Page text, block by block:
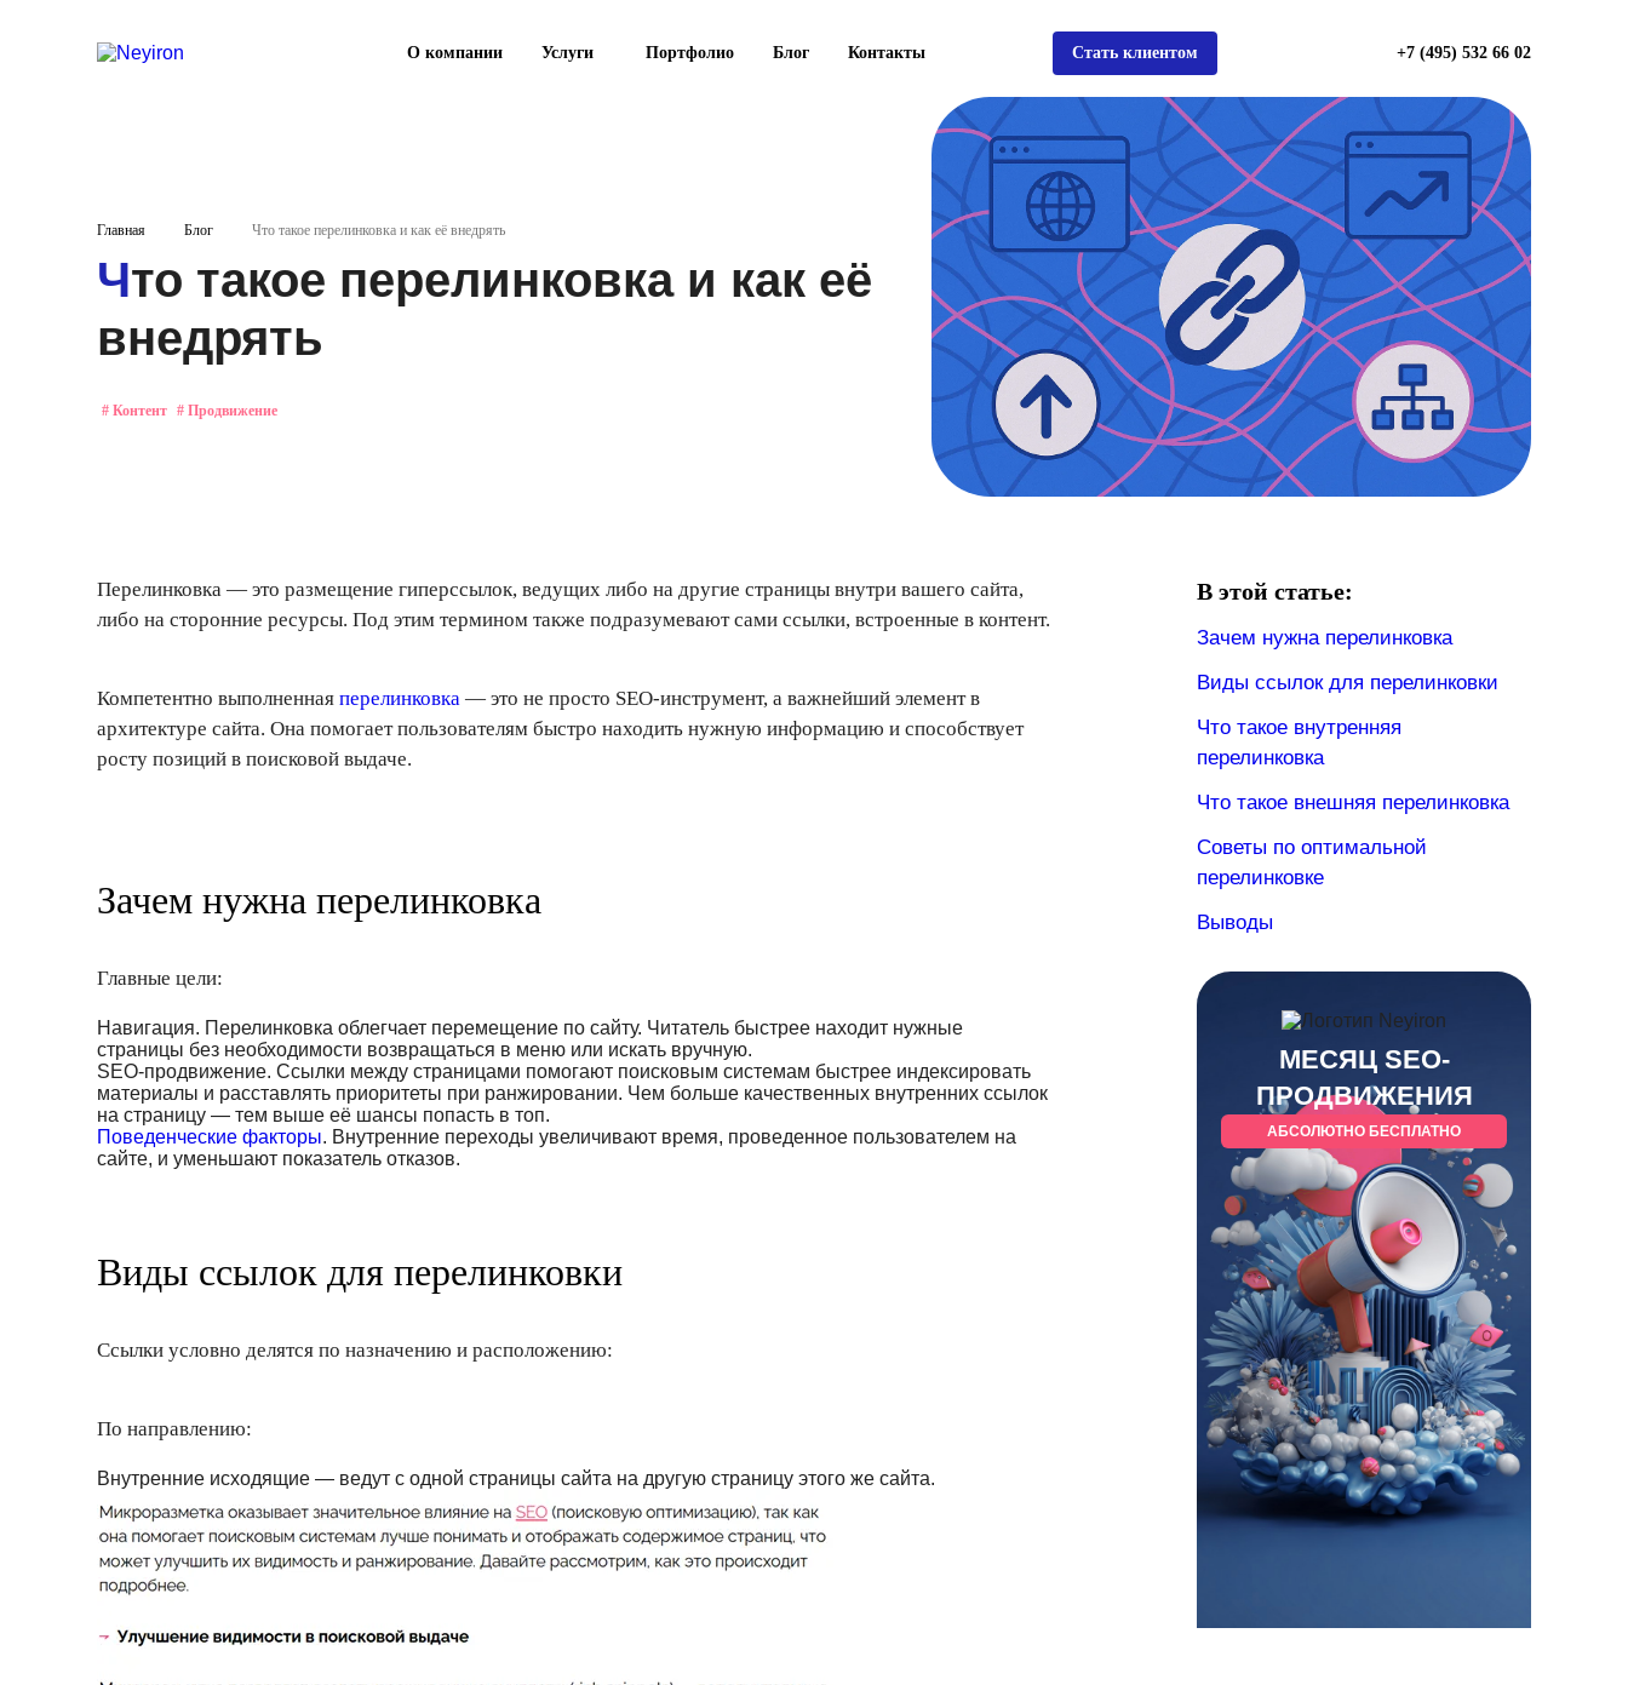
О компании Услуги Портфолио Блог Контакты Стать клиентом +7 (495) 532 66 02
Главная Блог Что такое перелинковка и как её внедрять
Что такое перелинковка и как её
внедрять
# Контент # Продвижение
В этой статье:
Зачем нужна перелинковка
Виды ссылок для перелинковки
Что такое внутренняя
перелинковка
Что такое внешняя перелинковка
Советы по оптимальной
перелинковке
Выводы
МЕСЯЦ SEO-
ПРОДВИЖЕНИЯ
АБСОЛЮТНО БЕСПЛАТНО
Перелинковка — это размещение гиперссылок, ведущих либо на другие страницы внутри вашего сайта,
либо на сторонние ресурсы. Под этим термином также подразумевают сами ссылки, встроенные в контент.
Компетентно выполненная перелинковка — это не просто SEO-инструмент, а важнейший элемент в
архитектуре сайта. Она помогает пользователям быстро находить нужную информацию и способствует
росту позиций в поисковой выдаче.
Зачем нужна перелинковка
Главные цели:
Навигация. Перелинковка облегчает перемещение по сайту. Читатель быстрее находит нужные
страницы без необходимости возвращаться в меню или искать вручную.
SEO-продвижение. Ссылки между страницами помогают поисковым системам быстрее индексировать
материалы и расставлять приоритеты при ранжировании. Чем больше качественных внутренних ссылок
на страницу — тем выше её шансы попасть в топ.
Поведенческие факторы. Внутренние переходы увеличивают время, проведенное пользователем на
сайте, и уменьшают показатель отказов.
Виды ссылок для перелинковки
Ссылки условно делятся по назначению и расположению:
По направлению:
Внутренние исходящие — ведут с одной страницы сайта на другую страницу этого же сайта.